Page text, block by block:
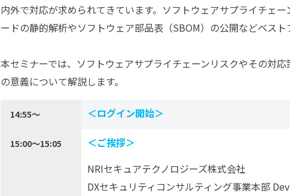
内外で対応が求められてきています。ソフトウェアサプライチェ
ードの静的解析やソフトウェア部品表（SBOM）の公開などベスト
本セミナーでは、ソフトウェアサプライチェーンリスクやその対
の意義について解説します。
14:55～ ＜ログイン開始＞
15:00～15:05
＜ご挨拶＞
NRIセキュアテクノロジーズ株式会社
DXセキュリティコンサルティング事業本部